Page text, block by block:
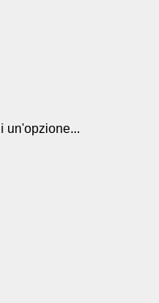
un'opzione...